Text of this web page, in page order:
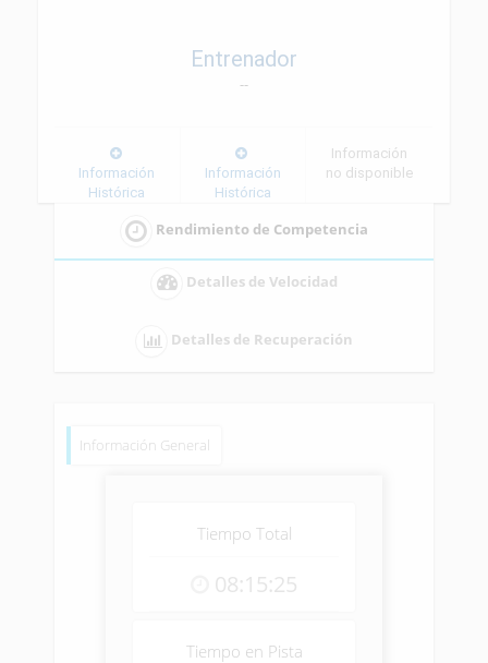
Entrenador
--
Información
Histórica
Información
Histórica
Información
no disponible
Rendimiento de Competencia
Detalles de Velocidad
Detalles de Recuperación
Información General
Tiempo Total
08:15:25
Tiempo en Pista